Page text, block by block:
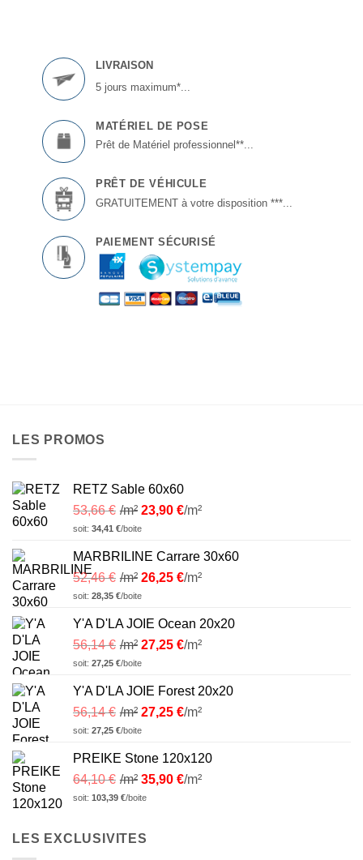
LIVRAISON
5 jours maximum*...
MATÉRIEL DE POSE
Prêt de Matériel professionnel**...
PRÊT DE VÉHICULE
GRATUITEMENT à votre disposition ***...
PAIEMENT SÉCURISÉ
LES PROMOS
RETZ Sable 60x60
53,66€ /m² 23,90 €/m²
soit: 34,41 €/boite
MARBRILINE Carrare 30x60
52,46€ /m² 26,25 €/m²
soit: 28,35 €/boite
Y'A D'LA JOIE Ocean 20x20
56,14€ /m² 27,25 €/m²
soit: 27,25 €/boite
Y'A D'LA JOIE Forest 20x20
56,14€ /m² 27,25 €/m²
soit: 27,25 €/boite
PREIKE Stone 120x120
64,10€ /m² 35,90 €/m²
soit: 103,39 €/boite
LES EXCLUSIVITES